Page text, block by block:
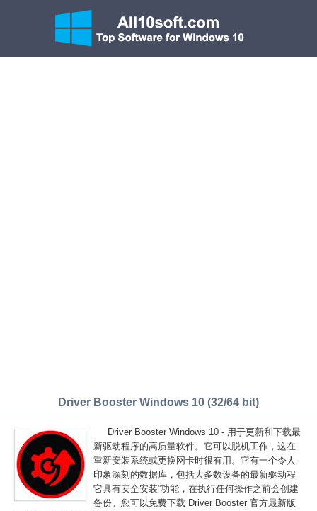
Driver Booster Windows 10 (32/64 bit)
Driver Booster Windows 10 - 用于更新和下载最
新驱动程序的高质量软件。它可以脱机工作，这在
重新安装系统或更换网卡时很有用。它有一个令人
印象深刻的数据库，包括大多数设备的最新驱动程
它具有安全安装”功能，在执行任何操作之前会创建
备份。您可以免费下载 Driver Booster 官方最新版